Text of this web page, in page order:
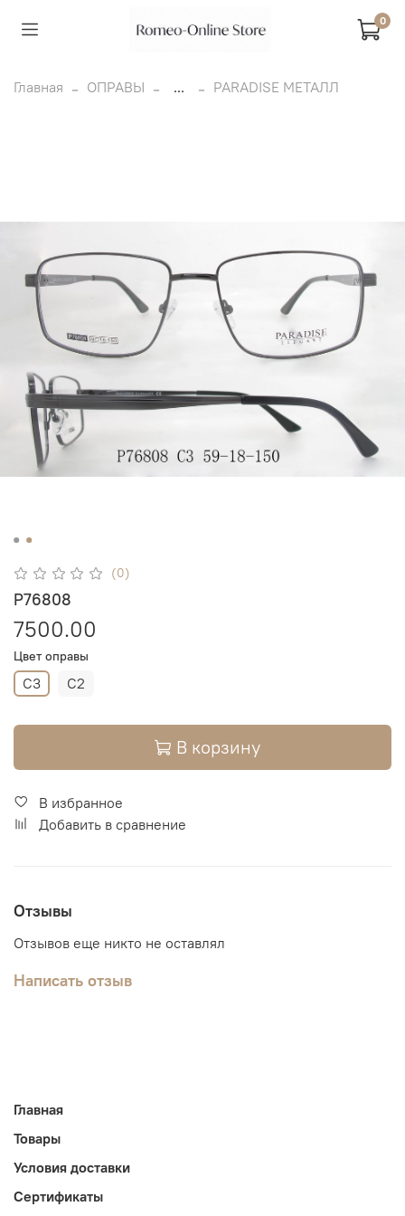
0
Главная ОПРАВЫ ... PARADISE МЕТАЛЛ
(0)
P76808
7500.00
Цвет оправы
C3 C2
В корзину
В избранное
Добавить в сравнение
Отзывы
Отзывов еще никто не оставлял
Написать отзыв
Главная
Товары
Условия доставки
Сертификаты